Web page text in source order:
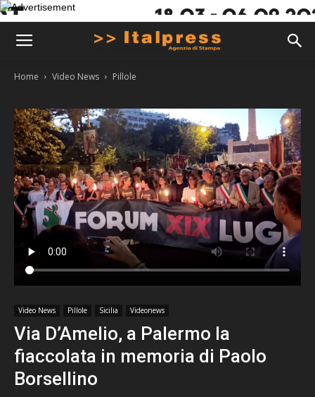
Home Video News Pillole
Video News Pillole Sicilia Videonews
Via D’Amelio, a Palermo la
fiaccolata in memoria di Paolo
Borsellino